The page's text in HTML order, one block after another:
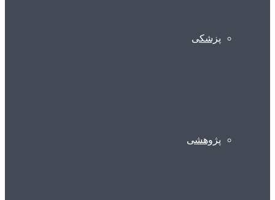
پزشکی
پژوهشی